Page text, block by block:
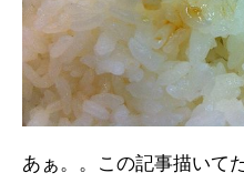
あぁ。。この記事描いて